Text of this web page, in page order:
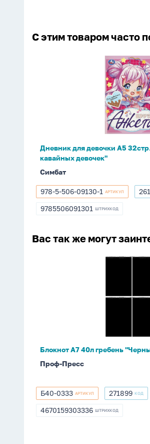
С этим товаром часто
девочек"
Дневник для девочки А5
кавайных девочек"
Симбат
978-
5-
978-5-506-09130-1 АРТИКУЛ
9785506091301
9785506091301 ШТРИХКОД
Вас так же могут
Блокнот А7 40л гребень
Проф-Пресс
Б40-
0333
Б40-0333 АРТИКУЛ 271899
271899 КОД
4670159303336
4670159303336 ШТРИХКОД